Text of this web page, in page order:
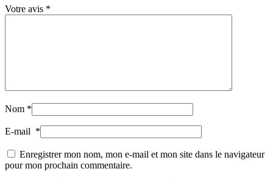
Votre avis *
Nom *
E-mail *
Enregistrer mon nom, mon e-mail et mon site dans le navigateur
pour mon prochain commentaire.